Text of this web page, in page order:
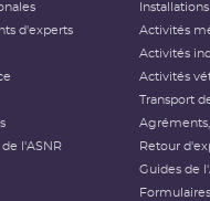
d'experts
l'ASNR
Activités
Activités
Activités
Transport
Retour
Guides de